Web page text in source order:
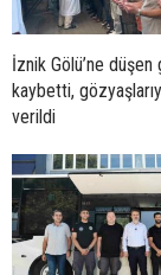
İznik Gölü’ne düşen
kaybetti,
verildi